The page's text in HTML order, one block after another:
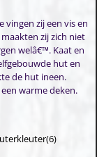
vingen zij een vis en
zij zich niet
welâ€™. Kaat en
hut en
de hut ineen.
warme deken.